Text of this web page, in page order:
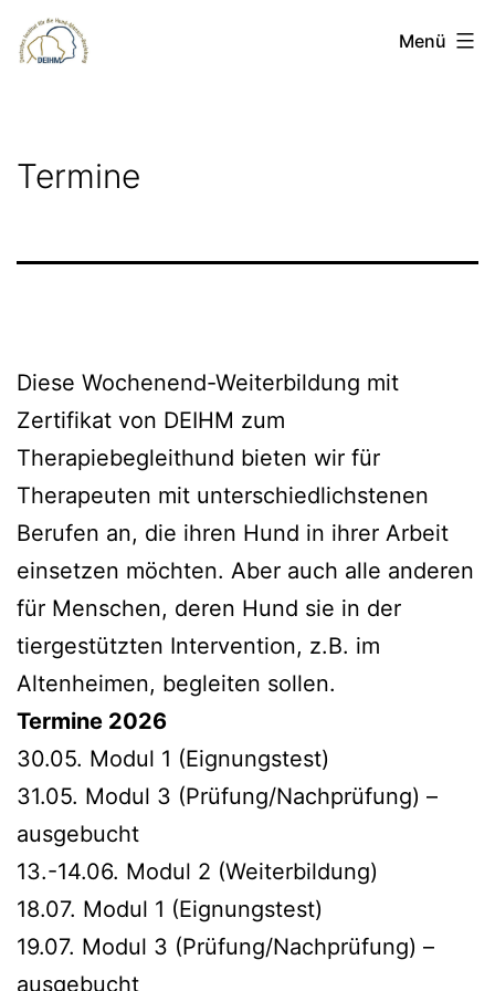
Zum
Inhalt
deihm.de Menü
Termine
Diese Wochenend-Weiterbildung mit
Zertifikat von DEIHM zum
Therapiebegleithund bieten wir für
Therapeuten mit unterschiedlichstenen
Berufen an, die ihren Hund in ihrer Arbeit
einsetzen möchten. Aber auch alle anderen
für Menschen, deren Hund sie in der
tiergestützten Intervention, z.B. im
Altenheimen, begleiten sollen.
Termine 2026
30.05. Modul 1 (Eignungstest)
31.05. Modul 3 (Prüfung/Nachprüfung) –
ausgebucht
13.-14.06. Modul 2 (Weiterbildung)
18.07. Modul 1 (Eignungstest)
19.07. Modul 3 (Prüfung/Nachprüfung) –
ausgebucht